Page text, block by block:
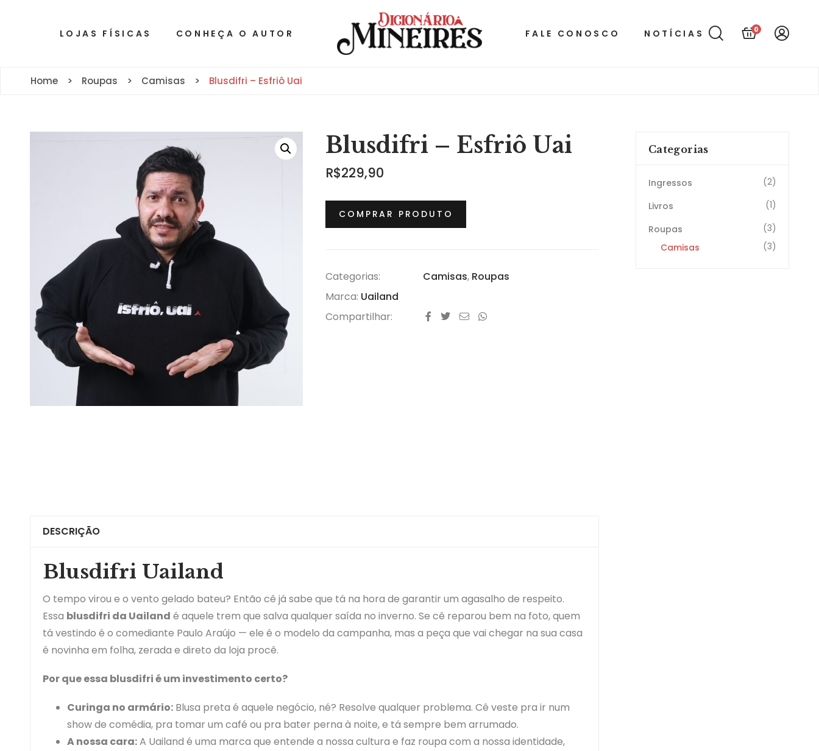
LOJAS FÍSICAS CONHEÇA O AUTOR FALE CONOSCO NOTÍCIAS 0
Home Roupas Camisas Blusdifri – Esfriô Uai
Blusdifri – Esfriô Uai
R$229,90
COMPRAR PRODUTO
Categorias: Camisas, Roupas
Marca: Uailand
Compartilhar:
DESCRIÇÃO
Blusdifri Uailand
O tempo virou e o vento gelado bateu? Então cê já sabe que tá na hora de garantir um agasalho de respeito.
Essa blusdifri da Uailand é aquele trem que salva qualquer saída no inverno. Se cê reparou bem na foto, quem
tá vestindo é o comediante Paulo Araújo — ele é o modelo da campanha, mas a peça que vai chegar na sua casa
é novinha em folha, zerada e direto da loja procê.
Por que essa blusdifri é um investimento certo?
Curinga no armário:Blusa preta é aquele negócio, né? Resolve qualquer problema. Cê veste pra ir num
show de comédia, pra tomar um café ou pra bater perna à noite, e tá sempre bem arrumado.
A nossa cara:A Uailand é uma marca que entende a nossa cultura e faz roupa com a nossa identidade,
Categorias
Ingressos
(2)
Livros
(1)
Roupas
(3)
Camisas
(3)